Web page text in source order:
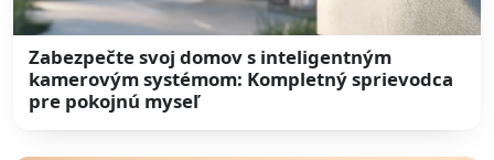
Zabezpečte svoj domov s inteligentným
kamerovým systémom: Kompletný sprievodca
pre pokojnú myseľ